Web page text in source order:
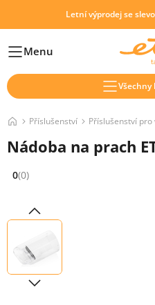
Letní výprodej se
HlavníMenu
Příslušenství Příslušenství pro
Nádoba na prach
Hodnocení: 0 z 5 (0 recenzí)
0(0)